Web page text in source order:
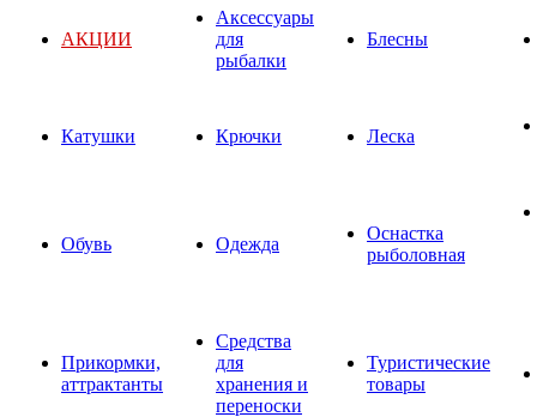
АКЦИИ
Аксессуары
для
рыбалки
Блесны
Катушки Крючки Леска
Обувь Одежда
Оснастка
рыболовная
Прикормки,
аттрактанты
Средства
для
хранения и
переноски
Туристические
товары